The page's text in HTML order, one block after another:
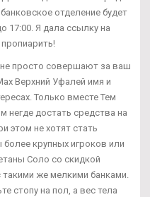
отделение будет
17:00. Я дала ссылку на
просто совершают за ваш
Верхний Уфалей имя и
Только вместе Тем
негде достать средства на
этом не хотят стать
крупных игроков или
Соло со скидкой
же мелкими банками.
стопу на пол, а вес тела